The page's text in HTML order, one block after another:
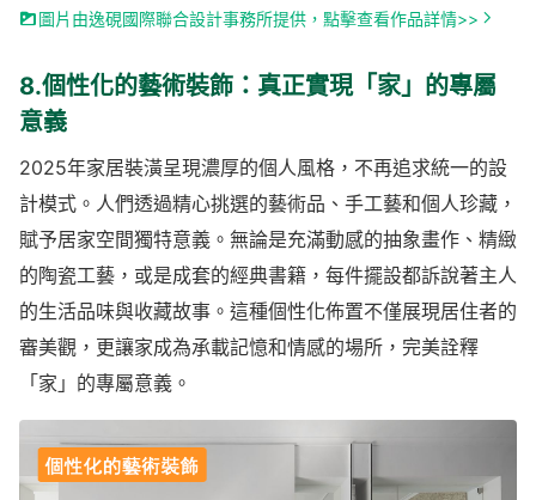
圖片由逸硯國際聯合設計事務所提供，點擊查看作品詳情>>
8.個性化的藝術裝飾：真正實現「家」的專屬
意義
2025年家居裝潢呈現濃厚的個人風格，不再追求統一的設
計模式。人們透過精心挑選的藝術品、手工藝和個人珍藏，
賦予居家空間獨特意義。無論是充滿動感的抽象畫作、精緻
的陶瓷工藝，或是成套的經典書籍，每件擺設都訴說著主人
的生活品味與收藏故事。這種個性化佈置不僅展現居住者的
審美觀，更讓家成為承載記憶和情感的場所，完美詮釋
「家」的專屬意義。